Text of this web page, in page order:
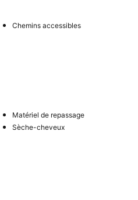
Chemins accessibles
Matériel de repassage
Sèche-cheveux